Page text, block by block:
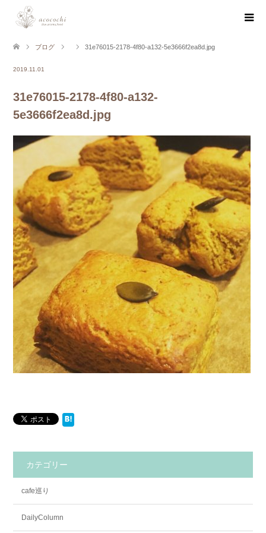
ブログ 31e76015-2178-4f80-a132-5e3666f2ea8d.jpg
2019.11.01
31e76015-2178-4f80-a132-
5e3666f2ea8d.jpg
カテゴリー
cafe巡り
DailyColumn